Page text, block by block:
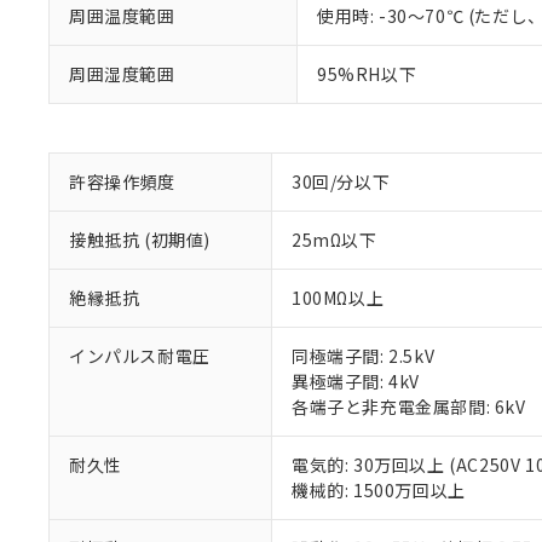
周囲温度範囲 使用時: -30～70℃ (ただし、
周囲湿度範囲 95%RH以下
許容操作頻度 30回/分以下
接触抵抗 (初期値) 25mΩ以下
絶縁抵抗 100MΩ以上
インパルス耐電圧
同極端子間: 2.5kV
異極端子間: 4kV
各端子と非充電金属部間: 6kV
耐久性
電気的: 30万回以上 (AC250V
機械的: 1500万回以上
ご利用条件
以下の条件をお読
本サービス
くものです。
在庫状況お
のであり、
い。
対応予定：EU
調査・確認中：
があります。
*EU RoHS指令（10物質
鉛(Pb) 1000ppm以下、
六価クロム(Cr(Ⅵ))
ル（DBP） 1000ppm以
但し、RoHS指令で産業
フタル酸エステル類の
「○」：最大均質
「×」：最大均質
「－」：未確認で
*中国RoHS10物質の基
Pb(鉛) :1000ppm、 Hg(
Cr(Ⅵ)(六価クロム) :
DBP(フタル酸ジブチル
当社は、こ
う）を輸出
当社は規制
ます。
当社は貴社
記
号
説明
○ 一定数